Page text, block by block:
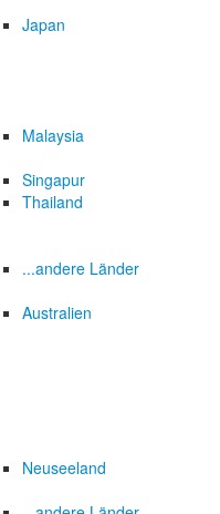
Japan
Malaysia
Singapur
Thailand
...andere Länder
Australien
Neuseeland